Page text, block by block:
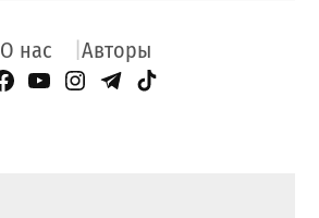
О нас Авторы
Facebook Page
YouTube
Instagram
Telegram
TikTok